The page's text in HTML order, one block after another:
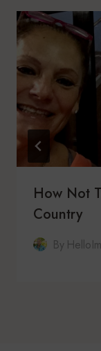
How Not
Country
By